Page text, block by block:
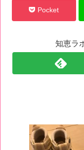
Pocket
知恵ラ